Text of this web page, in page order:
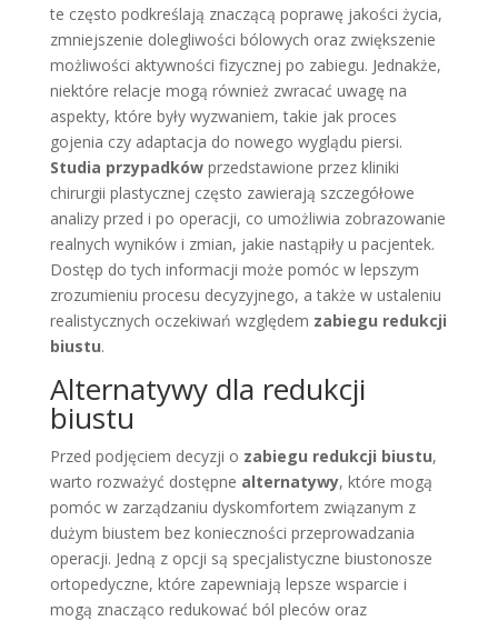
te często podkreślają znaczącą poprawę jakości życia,
zmniejszenie dolegliwości bólowych oraz zwiększenie
możliwości aktywności fizycznej po zabiegu. Jednakże,
niektóre relacje mogą również zwracać uwagę na
aspekty, które były wyzwaniem, takie jak proces
gojenia czy adaptacja do nowego wyglądu piersi.
Studia przypadkówprzedstawione przez kliniki
chirurgii plastycznej często zawierają szczegółowe
analizy przed i po operacji, co umożliwia zobrazowanie
realnych wyników i zmian, jakie nastąpiły u pacjentek.
Dostęp do tych informacji może pomóc w lepszym
zrozumieniu procesu decyzyjnego, a także w ustaleniu
realistycznych oczekiwań względem zabiegu redukcji
biustu.
Alternatywy dla redukcji
biustu
Przed podjęciem decyzji o zabiegu redukcji biustu,
warto rozważyć dostępne alternatywy, które mogą
pomóc w zarządzaniu dyskomfortem związanym z
dużym biustem bez konieczności przeprowadzania
operacji. Jedną z opcji są specjalistyczne biustonosze
ortopedyczne, które zapewniają lepsze wsparcie i
mogą znacząco redukować ból pleców oraz